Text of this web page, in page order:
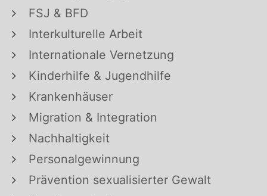
FSJ & BFD
Interkulturelle Arbeit
Internationale Vernetzung
Kinderhilfe & Jugendhilfe
Krankenhäuser
Migration & Integration
Nachhaltigkeit
Personalgewinnung
Prävention sexualisierter Gewalt